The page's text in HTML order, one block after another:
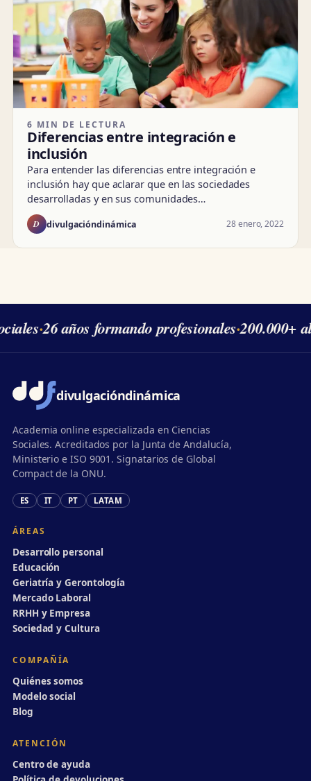
6 MIN DE LECTURA
Diferencias entre integración e
inclusión
Para entender las diferencias entre integración e
inclusión hay que aclarar que en las sociedades
desarrolladas y en sus comunidades…
D divulgacióndinámica 28 enero, 2022
·26 años formando profesionales·200.000+
divulgacióndinámica
Academia online especializada en Ciencias
Sociales. Acreditados por la Junta de Andalucía,
Ministerio e ISO 9001. Signatarios de Global
Compact de la ONU.
ES IT PT LATAM
ÁREAS
Desarrollo personal
Educación
Geriatría y Gerontología
Mercado Laboral
RRHH y Empresa
Sociedad y Cultura
COMPAÑÍA
Quiénes somos
Modelo social
Blog
ATENCIÓN
Centro de ayuda